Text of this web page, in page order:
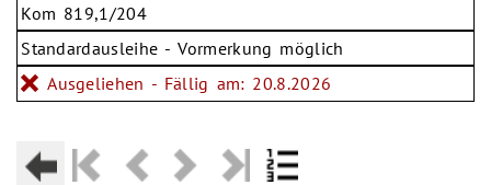
Kom 819,1/204
Standardausleihe - Vormerkung möglich
Ausgeliehen - Fällig am: 20.8.2026